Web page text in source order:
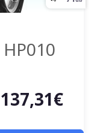
HP010
137,31€